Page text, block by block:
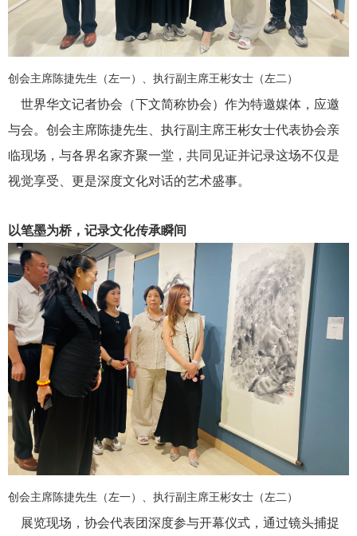
创会主席陈捷先生（左一）、执行副主席王彬女士（左二）
世界华文记者协会（下文简称协会）作为特邀媒体，应邀
与会。创会主席陈捷先生、执行副主席王彬女士代表协会亲
临现场，与各界名家齐聚一堂，共同见证并记录这场不仅是
视觉享受、更是深度文化对话的艺术盛事。
以笔墨为桥，记录文化传承瞬间
创会主席陈捷先生（左一）、执行副主席王彬女士（左二）
展览现场，协会代表团深度参与开幕仪式，通过镜头捕捉